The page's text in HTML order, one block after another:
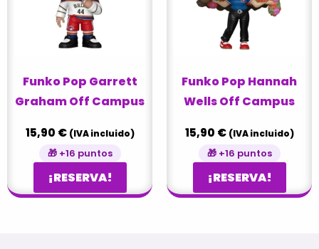
Funko Pop Garrett
Graham Off Campus
15,90 € (IVA incluido)
🎁 +16 puntos
¡RESERVA!
Funko Pop Hannah
Wells Off Campus
15,90 € (IVA incluido)
🎁 +16 puntos
¡RESERVA!